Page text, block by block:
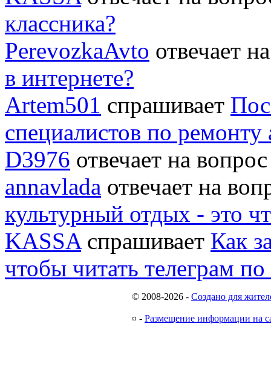
классника?
PerevozkaAvto отвечает
в интернете?
Artem501 спрашивает
специалистов по
D3976 отвечает на
annavlada отвечает на
культурный отдых - это
KASSA спрашивает Как
чтобы читать телеграм
© 2008-2026 - Создано для
¤ - Размещение информации на